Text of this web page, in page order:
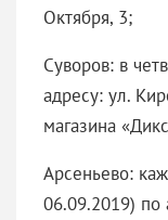
Октября, 3;
Суворов: в
адресу: ул.
магазина
Арсеньево:
06.09.2019) по